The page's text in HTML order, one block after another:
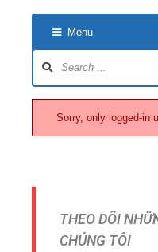
Menu
Sorry, only logged-in
THEO DÕI
CHÚNG TÔI